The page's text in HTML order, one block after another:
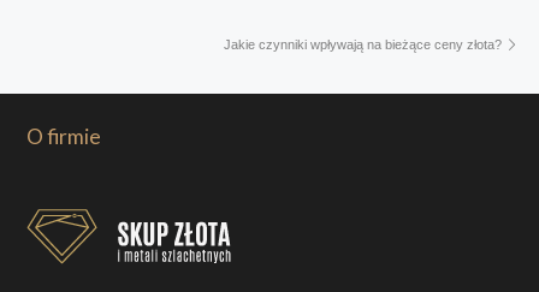
Jakie czynniki wpływają na bieżące ceny złota?
O firmie